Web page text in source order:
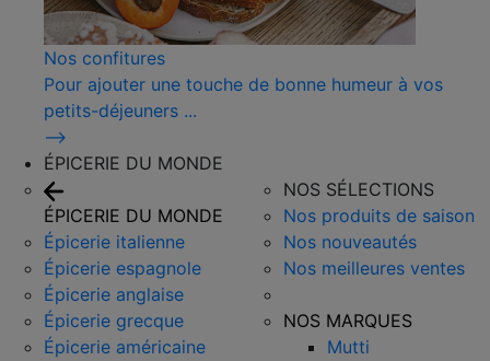
Nos confitures
Pour ajouter une touche de bonne humeur à vos
petits-déjeuners ...
⟶
ÉPICERIE DU MONDE
ÉPICERIE DU MONDE
Épicerie italienne
Épicerie espagnole
Épicerie anglaise
Épicerie grecque
Épicerie américaine
NOS SÉLECTIONS
Nos produits de saison
Nos nouveautés
Nos meilleures ventes
NOS MARQUES
Mutti